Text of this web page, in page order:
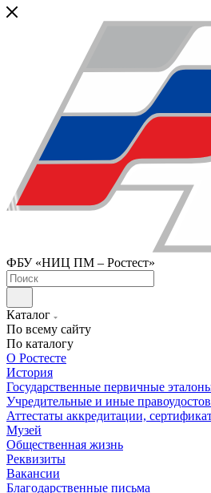
ФБУ «НИЦ ПМ – Ростест»
Каталог
По всему сайту
По каталогу
О Ростесте
История
Государственные первичные
Учредительные и иные
Аттестаты аккредитации,
Музей
Общественная жизнь
Реквизиты
Вакансии
Благодарственные письма